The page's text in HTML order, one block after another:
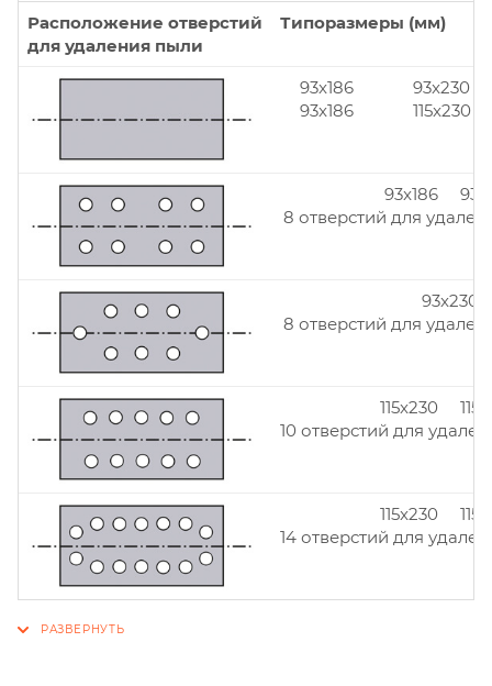
Расположение отверстий
для удаления пыли
Типоразмеры (мм)
93x186
93x186
93x230
115x230
93x186
8 отверстий для
93x230
8 отверстий для
115x230
10 отверстий для
115x230
14 отверстий для